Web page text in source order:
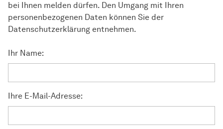
bei Ihnen melden dürfen. Den Umgang mit Ihren
personenbezogenen Daten können Sie der
Datenschutzerklärung entnehmen.
Ihr Name:
Ihre E-Mail-Adresse: